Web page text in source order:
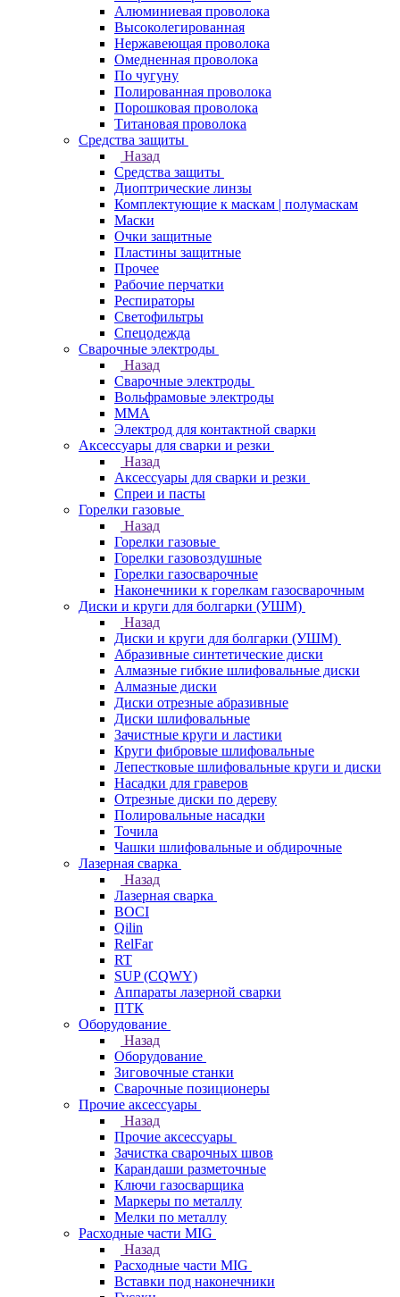
Алюминиевая проволока
Высоколегированная
Нержавеющая проволока
Омедненная проволока
По чугуну
Полированная проволока
Порошковая проволока
Титановая проволока
Средства защиты
Назад
Средства защиты
Диоптрические линзы
Комплектующие к маскам | полумаскам
Маски
Очки защитные
Пластины защитные
Прочее
Рабочие перчатки
Респираторы
Светофильтры
Спецодежда
Сварочные электроды
Назад
Сварочные электроды
Вольфрамовые электроды
ММА
Электрод для контактной сварки
Аксессуары для сварки и резки
Назад
Аксессуары для сварки и резки
Спреи и пасты
Горелки газовые
Назад
Горелки газовые
Горелки газовоздушные
Горелки газосварочные
Наконечники к горелкам газосварочным
Диски и круги для болгарки (УШМ)
Назад
Диски и круги для болгарки (УШМ)
Абразивные синтетические диски
Алмазные гибкие шлифовальные диски
Алмазные диски
Диски отрезные абразивные
Диски шлифовальные
Зачистные круги и ластики
Круги фибровые шлифовальные
Лепестковые шлифовальные круги и диски
Насадки для граверов
Отрезные диски по дереву
Полировальные насадки
Точила
Чашки шлифовальные и обдирочные
Лазерная сварка
Назад
Лазерная сварка
BOCI
Qilin
RelFar
RT
SUP (CQWY)
Аппараты лазерной сварки
ПТК
Оборудование
Назад
Оборудование
Зиговочные станки
Сварочные позиционеры
Прочие аксессуары
Назад
Прочие аксессуары
Зачистка сварочных швов
Карандаши разметочные
Ключи газосварщика
Маркеры по металлу
Мелки по металлу
Расходные части MIG
Назад
Расходные части MIG
Вставки под наконечники